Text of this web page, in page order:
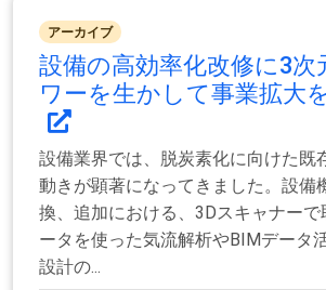
アーカイブ
設備の高効率化改修に3次
ワーを生かして事業拡大
設備業界では、脱炭素化に向けた既
動きが顕著になってきました。設備
換、追加における、3Dスキャナー
ータを使った気流解析やBIMデータ
設計の...